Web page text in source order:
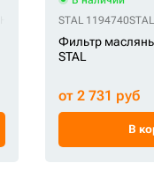
HIFI 1R-0739HIFI 2P-4004HIFI
STAL 1194740
Фильтр
STAL
от 2 731 руб
В